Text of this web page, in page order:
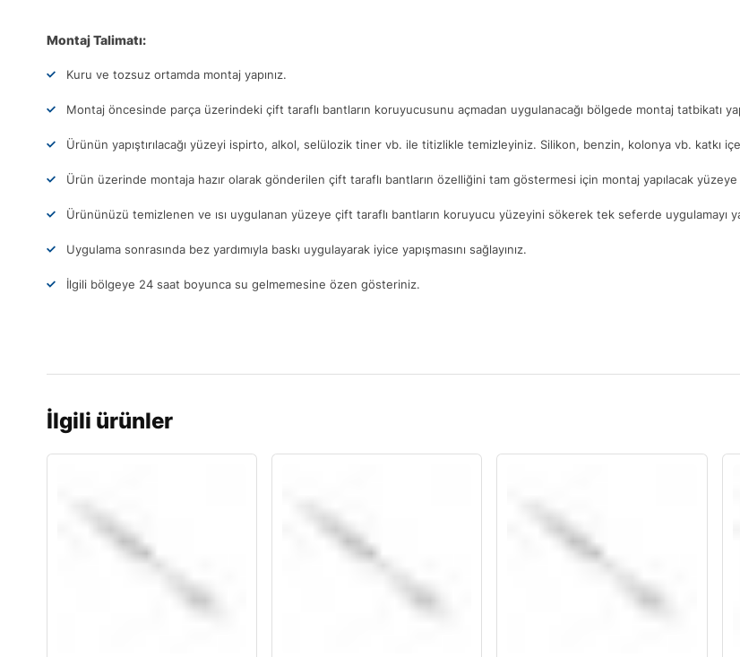
Montaj Talimatı:
Kuru ve tozsuz ortamda montaj yapınız.
Montaj öncesinde parça üzerindeki çift taraflı bantların koruyucusunu açmadan uygulanacağı bölgede montaj tatbikatı
Ürünün yapıştırılacağı yüzeyi ispirto, alkol, selülozik tiner vb. ile titizlikle temizleyiniz. Silikon, benzin, kolonya vb. katkı
Ürün üzerinde montaja hazır olarak gönderilen çift taraflı bantların özelliğini tam göstermesi için montaj yapılacak yüzeye
Ürününüzü temizlenen ve ısı uygulanan yüzeye çift taraflı bantların koruyucu yüzeyini sökerek tek seferde uygulamayı
Uygulama sonrasında bez yardımıyla baskı uygulayarak iyice yapışmasını sağlayınız.
İlgili bölgeye 24 saat boyunca su gelmemesine özen gösteriniz.
İlgili ürünler